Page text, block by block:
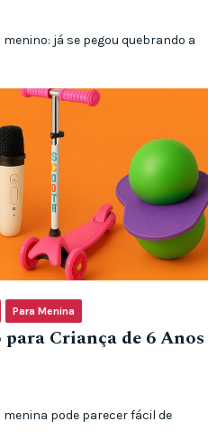
já se pegou quebrando a
Para Menina
Criança de 6 Anos
pode parecer fácil de